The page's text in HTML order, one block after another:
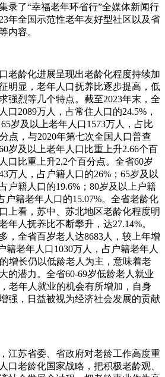
录了“幸福老年环省行”全媒体新闻行
年全国示范性老年友好型社区以及省
内容。
老龄化进展呈现出老龄化程度持续加
明显，老年人口抚养比逐步提高，低
强烈等几个特点。截至2023年末，全
口2089万人，占常住人口的24.5%，
岁及以上老年人口1573万人，占比
点，与2020年第七次全国人口普查
岁及以上老年人口比重上升2.66个百
口比重上升2.2个百分点。全省60岁
万人，占户籍人口的26%；65岁及以
户籍人口的19.6%；80岁及以上户籍
户籍老年人口的15.07%。全省老龄化
上看，苏中、苏北地区老龄化程度明
年人抚养比不断攀升，达27.14%。
，全省百岁老人达8683人，较上年增
籍老年人口1030万人，占户籍老年人
增长仍以低龄老人为主，意味着老
的潜力。全省60-69岁低龄老人就业
老年人就业的机会有所增加，自身
强，日益被视为经济社会发展的贡献
江苏省委、省政府对老龄工作高度重
口老龄化国家战略，把积极老龄观、